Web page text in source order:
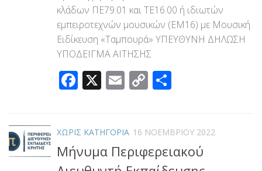
κλάδων ΠΕ79.01 και ΤΕ16.00 ή ιδιωτών
εμπειροτεχνών μουσικών (ΕΜ16) με Μουσική
Ειδίκευση «Ταμπουρά» ΥΠΕΥΘΥΝΗ ΔΗΛΩΣΗ
ΥΠΟΔΕΙΓΜΑ ΑΙΤΗΣΗΣ
Facebook
X Email
Copy
ΧΩΡΊΣ ΚΑΤΗΓΟΡΊΑ 16 ΝΟΕΜΒΡΊΟΥ 2022
Μήνυμα Περιφερειακού